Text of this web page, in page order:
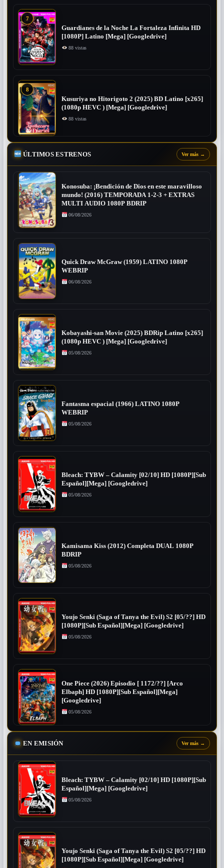
7
Guardianes de la Noche La Fortaleza Infinita HD
[1080P] Latino [Mega] [Googledrive]
88 vistas
8
Kusuriya no Hitorigoto 2 (2025) BD Latino [x265]
(1080p HEVC ) [Mega] [Googledrive]
88 vistas
ÚLTIMOS ESTRENOS Ver más →
Konosuba: ¡Bendición de Dios en este maravilloso
mundo! (2016) TEMPORADA 1-2-3 + EXTRAS
MULTI AUDIO 1080P BDRIP
06/08/2026
Quick Draw McGraw (1959) LATINO 1080P
WEBRIP
06/08/2026
Kobayashi-san Movie (2025) BDRip Latino [x265]
(1080p HEVC ) [Mega] [Googledrive]
05/08/2026
Fantasma espacial (1966) LATINO 1080P
WEBRIP
05/08/2026
Bleach: TYBW – Calamity [02/10] HD [1080P][Sub
Español][Mega] [Googledrive]
05/08/2026
Kamisama Kiss (2012) Completa DUAL 1080P
BDRIP
05/08/2026
Youjo Senki (Saga of Tanya the Evil) S2 [05/??] HD
[1080P][Sub Español][Mega] [Googledrive]
05/08/2026
One Piece (2026) Episodio [ 1172/??] [Arco
Elbaph] HD [1080P][Sub Español][Mega]
[Googledrive]
05/08/2026
EN EMISIÓN Ver más →
Bleach: TYBW – Calamity [02/10] HD [1080P][Sub
Español][Mega] [Googledrive]
05/08/2026
Youjo Senki (Saga of Tanya the Evil) S2 [05/??] HD
[1080P][Sub Español][Mega] [Googledrive]